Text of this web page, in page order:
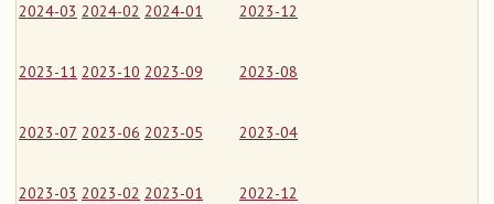
2024-03 2024-02 2024-01 2023-12
2023-11 2023-10 2023-09 2023-08
2023-07 2023-06 2023-05 2023-04
2023-03 2023-02 2023-01 2022-12